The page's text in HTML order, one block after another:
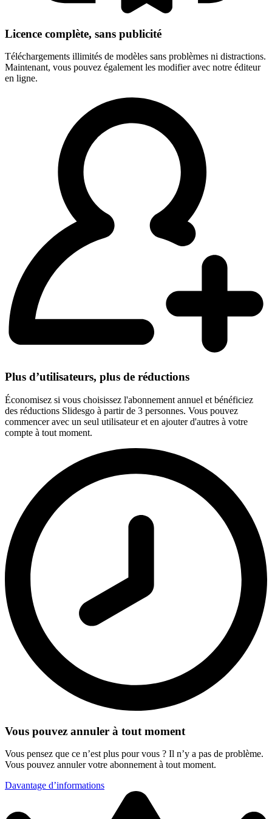
Licence complète, sans publicité
Téléchargements illimités de modèles sans problèmes ni distractions.
Maintenant, vous pouvez également les modifier avec notre éditeur
en ligne.
Plus d’utilisateurs, plus de réductions
Économisez si vous choisissez l'abonnement annuel et bénéficiez
des réductions Slidesgo à partir de 3 personnes. Vous pouvez
commencer avec un seul utilisateur et en ajouter d'autres à votre
compte à tout moment.
Vous pouvez annuler à tout moment
Vous pensez que ce n’est plus pour vous ? Il n’y a pas de problème.
Vous pouvez annuler votre abonnement à tout moment.
Davantage d’informations